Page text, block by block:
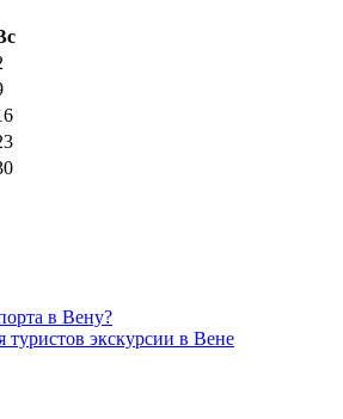
в Вену?
экскурсии в Вене